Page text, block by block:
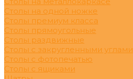
Столы на одной ножке
Столы премиум класса
Столы прямоугольные
Столы раздвижные
Столы с закругленными углами
Столы с фотопечатью
Столы с ящиками